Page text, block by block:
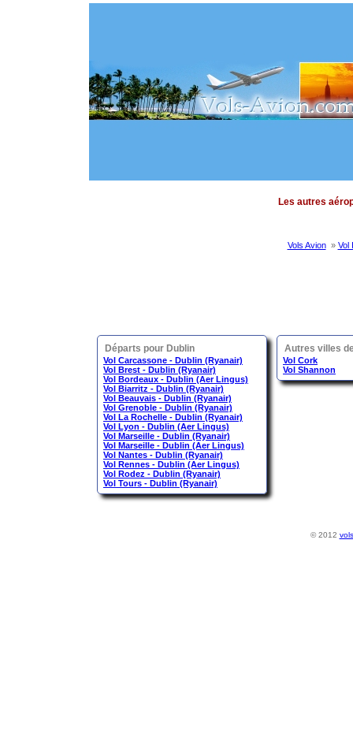
Les autres
Vols Avion» Vol
Départs pour Dublin
Vol Carcassone - Dublin (Ryanair)
Vol Brest - Dublin (Ryanair)
Vol Bordeaux - Dublin (Aer Lingus)
Vol Biarritz - Dublin (Ryanair)
Vol Beauvais - Dublin (Ryanair)
Vol Grenoble - Dublin (Ryanair)
Vol La Rochelle - Dublin (Ryanair)
Vol Lyon - Dublin (Aer Lingus)
Vol Marseille - Dublin (Ryanair)
Vol Marseille - Dublin (Aer Lingus)
Vol Nantes - Dublin (Ryanair)
Vol Rennes - Dublin (Aer Lingus)
Vol Rodez - Dublin (Ryanair)
Vol Tours - Dublin (Ryanair)
Autres villes
Vol Cork
Vol Shannon
© 2012